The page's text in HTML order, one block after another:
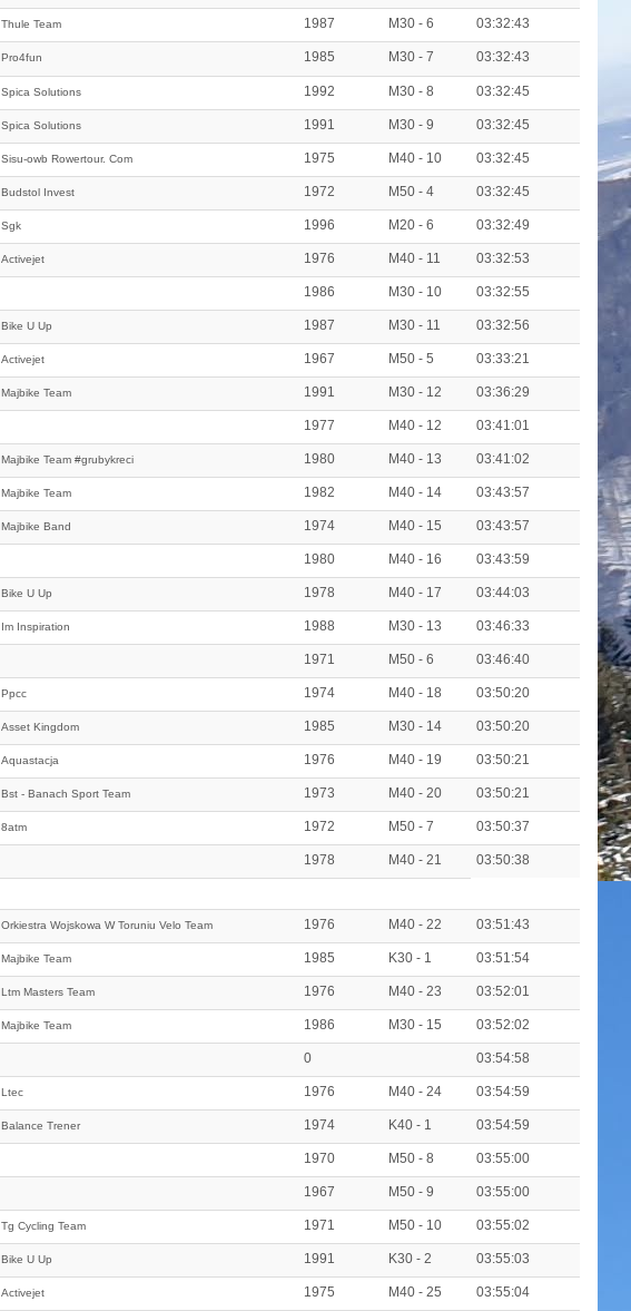
Thule Team 1987 M30 - 6 03:32:43
Pro4fun 1985 M30 - 7 03:32:43
Spica Solutions 1992 M30 - 8 03:32:45
Spica Solutions 1991 M30 - 9 03:32:45
Sisu-owb Rowertour. Com 1975 M40 - 10 03:32:45
Budstol Invest 1972 M50 - 4 03:32:45
Sgk 1996 M20 - 6 03:32:49
Activejet 1976 M40 - 11 03:32:53
1986 M30 - 10 03:32:55
Bike U Up 1987 M30 - 11 03:32:56
Activejet 1967 M50 - 5 03:33:21
Majbike Team 1991 M30 - 12 03:36:29
1977 M40 - 12 03:41:01
Majbike Team #grubykreci 1980 M40 - 13 03:41:02
Majbike Team 1982 M40 - 14 03:43:57
Majbike Band 1974 M40 - 15 03:43:57
1980 M40 - 16 03:43:59
Bike U Up 1978 M40 - 17 03:44:03
Im Inspiration 1988 M30 - 13 03:46:33
1971 M50 - 6 03:46:40
Ppcc 1974 M40 - 18 03:50:20
Asset Kingdom 1985 M30 - 14 03:50:20
Aquastacja 1976 M40 - 19 03:50:21
Bst - Banach Sport Team 1973 M40 - 20 03:50:21
8atm 1972 M50 - 7 03:50:37
1978 M40 - 21 03:50:38
Orkiestra Wojskowa W Toruniu Velo Team 1976 M40 - 22 03:51:43
Majbike Team 1985 K30 - 1 03:51:54
Ltm Masters Team 1976 M40 - 23 03:52:01
Majbike Team 1986 M30 - 15 03:52:02
0 03:54:58
Ltec 1976 M40 - 24 03:54:59
Balance Trener 1974 K40 - 1 03:54:59
1970 M50 - 8 03:55:00
1967 M50 - 9 03:55:00
Tg Cycling Team 1971 M50 - 10 03:55:02
Bike U Up 1991 K30 - 2 03:55:03
Activejet 1975 M40 - 25 03:55:04